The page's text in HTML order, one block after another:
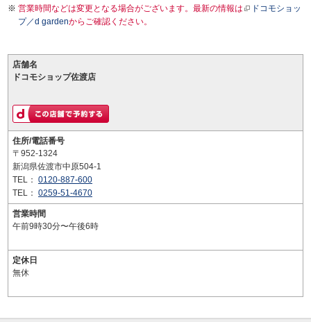
営業時間などは変更となる場合がございます。最新の情報は
ドコモショッ
プ／d gardenからご確認ください。
店舗名
ドコモショップ佐渡店
住所/電話番号
〒952-1324
新潟県佐渡市中原504-1
TEL： 0120-887-600
TEL： 0259-51-4670
営業時間
午前9時30分〜午後6時
定休日
無休